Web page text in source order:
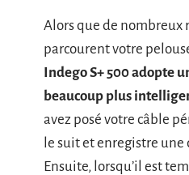
Alors que de nombreux
parcourent votre
Indego S+ 500 adopte
beaucoup plus
avez posé votre câble
le suit et enregistre une
Ensuite, lorsqu’il est